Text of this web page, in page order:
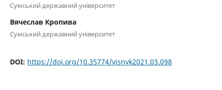
Сумський державний університет
Вячеслав Кропива
Сумський державний університет
DOI: https://doi.org/10.35774/visnyk2021.03.098